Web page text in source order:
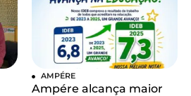
AMPÉRE
Ampére alcança maior